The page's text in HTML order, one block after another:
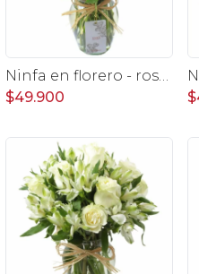
Ninfa en florero - rosas, miniclaveles y astromelias
$49.900